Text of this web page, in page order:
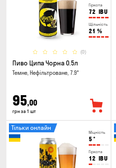
Гіркота
72 IBU
Щільність
21 %
(0)
Пиво Ципа Чорна 0.5л
Темне, Нефільтроване, 7.9°
95,00
грн за 1 шт
Міцність
5 °
Гіркота
12 IBU
Тільки онлайн